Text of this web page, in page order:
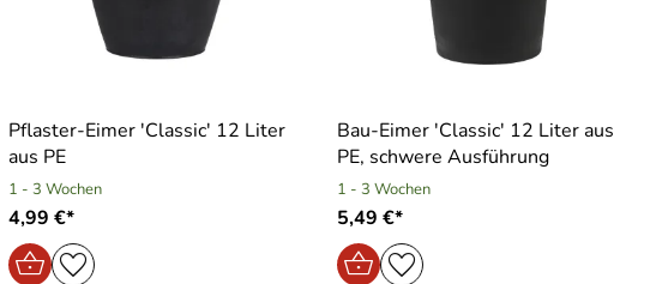
Pflaster-Eimer ′Classic′ 12 Liter
aus PE
1 - 3 Wochen
4,99 €*
Bau-Eimer ′Classic′ 12 Liter aus
PE, schwere Ausführung
1 - 3 Wochen
5,49 €*